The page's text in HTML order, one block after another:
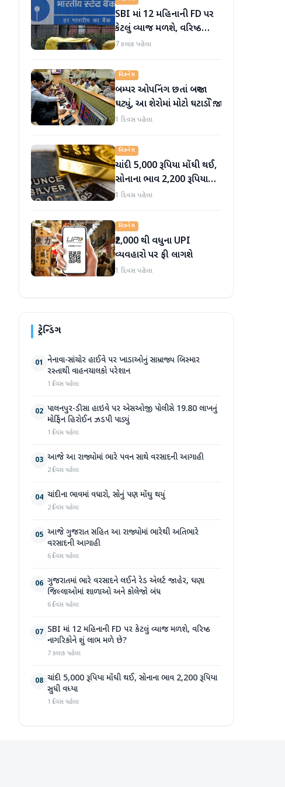
SBI માં 12 મહિનાની FD પર
કેટલું વ્યાજ મળશે, વરિષ્ઠ
નાગરિકોને શું લાભ મળે છે?
7 કલાક પહેલા
બિઝનેસ
બમ્પર ઓપનિંગ છતાં બજાર
ઘટ્યું, આ શેરોમાં મોટો ઘટાડો જોવા
મળ્યો
1 દિવસ પહેલા
બિઝનેસ
ચાંદી 5,000 રૂપિયા મોંઘી થઈ,
સોનાના ભાવ 2,200 રૂપિયા
સુધી વધ્યા
1 દિવસ પહેલા
બિઝનેસ
₹2,000 થી વધુના UPI
વ્યવહારો પર ફી લાગશે
1 દિવસ પહેલા
ટ્રેન્ડિંગ
01 નેનાવા-સાંચોર હાઈવે પર ખાડાઓનું સામ્રાજ્ય બિસ્માર
રસ્તાથી વાહનચાલકો પરેશાન
1 દિવસ પહેલા
02 પાલનપુર-ડીસા હાઇવે પર એસઓજી પોલીસે 19.80 લાખનું
મોર્ફિન હિરોઈન ઝડપી પાડ્યું
1 દિવસ પહેલા
03 આજે આ રાજ્યોમાં ભારે પવન સાથે વરસાદની આગાહી
2 દિવસ પહેલા
04 ચાંદીના ભાવમાં વધારો, સોનું પણ મોંઘુ થયું
2 દિવસ પહેલા
05 આજે ગુજરાત સહિત આ રાજ્યોમાં ભારેથી અતિભારે
વરસાદની આગાહી
6 દિવસ પહેલા
06 ગુજરાતમાં ભારે વરસાદને લઈને રેડ એલર્ટ જાહેર, ઘણા
જિલ્લાઓમાં શાળાઓ અને કોલેજો બંધ
6 દિવસ પહેલા
07 SBI માં 12 મહિનાની FD પર કેટલું વ્યાજ મળશે, વરિષ્ઠ
નાગરિકોને શું લાભ મળે છે?
7 કલાક પહેલા
08 ચાંદી 5,000 રૂપિયા મોંઘી થઈ, સોનાના ભાવ 2,200 રૂપિયા
સુધી વધ્યા
1 દિવસ પહેલા